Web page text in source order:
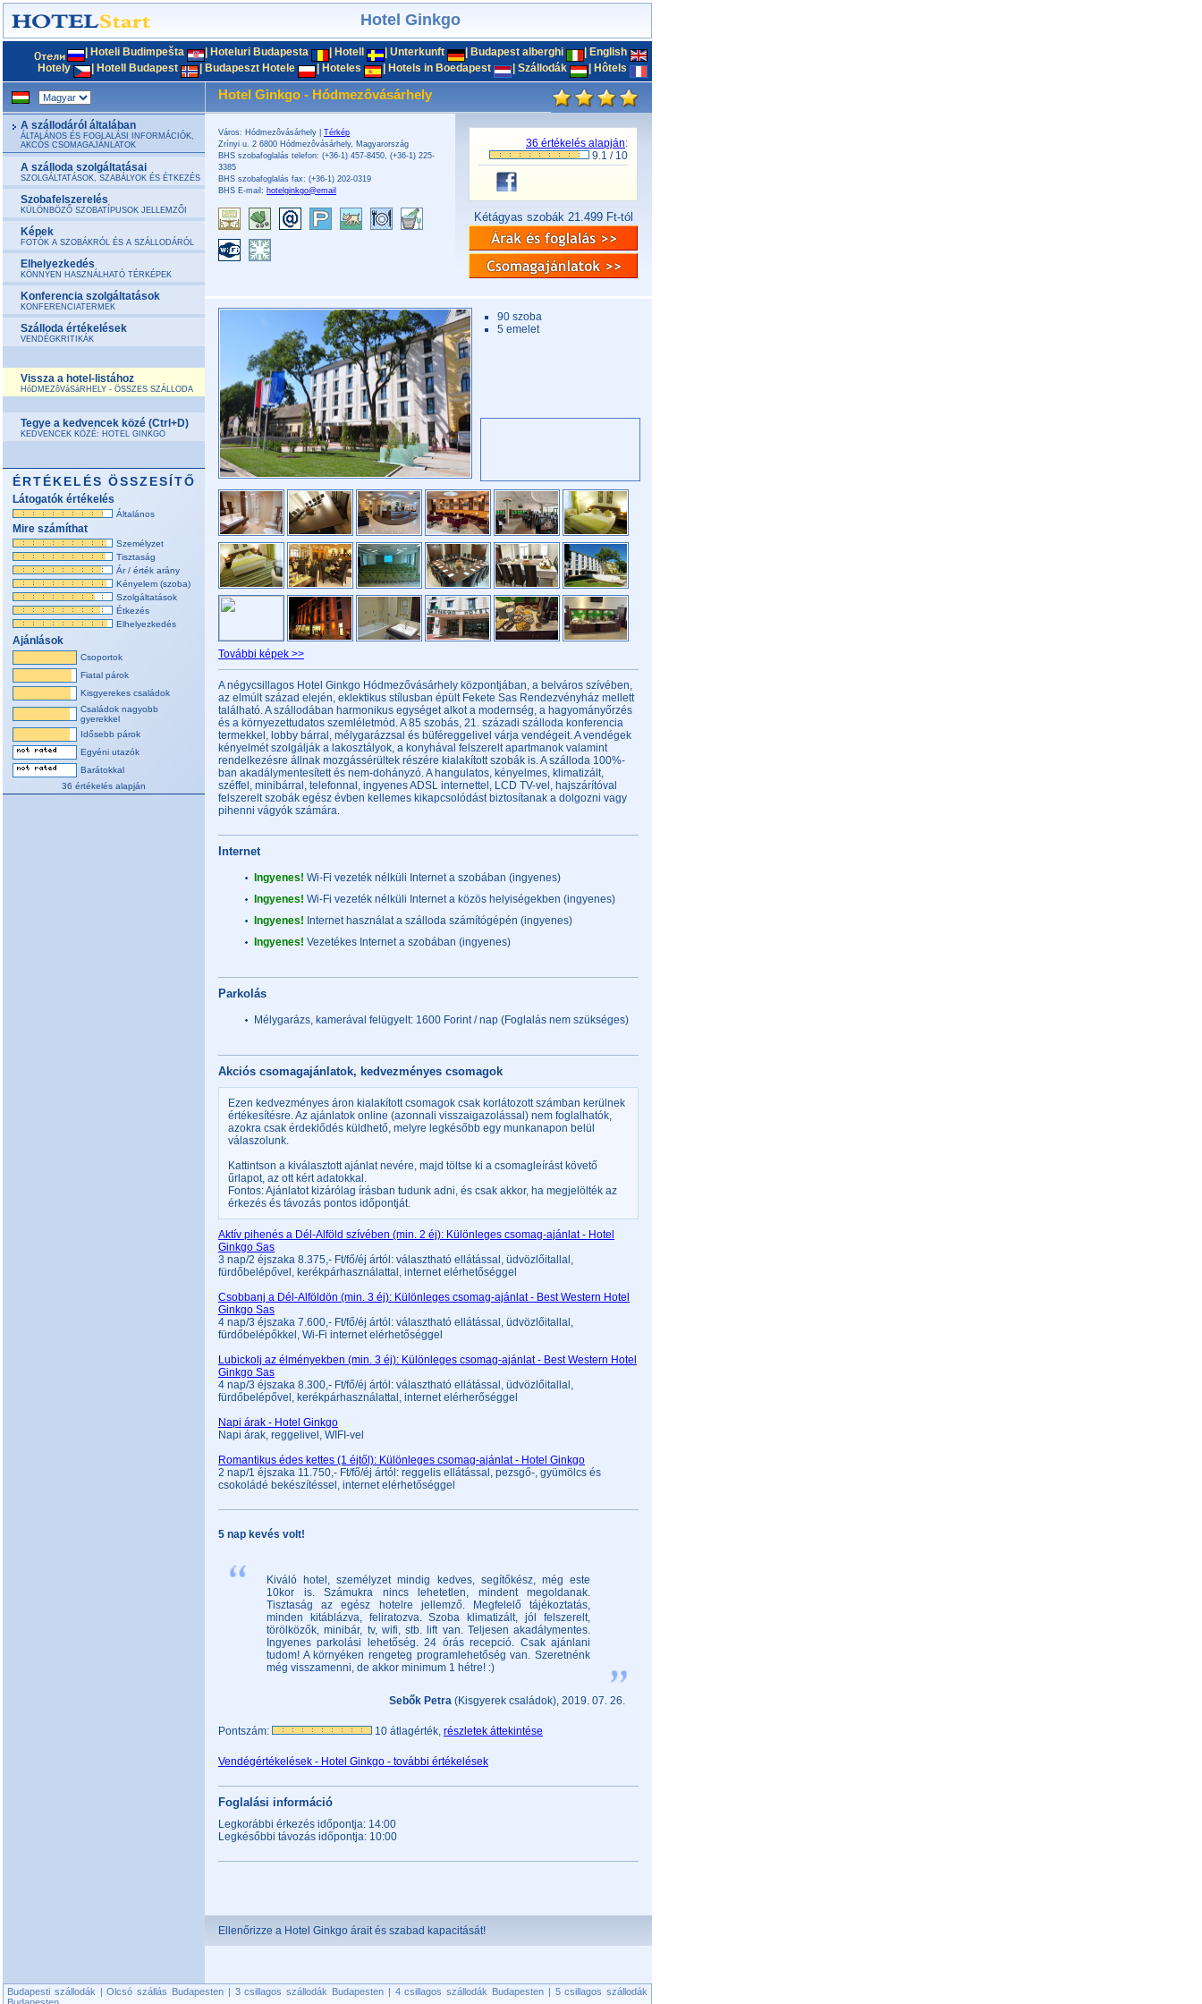
Hotel Ginkgo
Hoteli Budimpešta Hoteluri Budapesta Hotell Unterkunft Budapest alberghi
English
Hotely
Hotell Budapest Budapeszt Hotele Hoteles Hotels in Boedapest Szállodák Hôtels
Hotel Ginkgo - Hódmezôvásárhely
A szállodáról általában
ÁLTALÁNOS ÉS FOGLALÁSI INFORMÁCIÓK,
AKCÓS CSOMAGAJÁNLATOK
A szálloda szolgáltatásai
SZOLGÁLTATÁSOK, SZABÁLYOK ÉS ÉTKEZÉS
Szobafelszerelés
KÜLÖNBÖZŐ SZOBATÍPUSOK JELLEMZŐI
Képek
FOTÓK A SZOBÁKRÓL ÉS A SZÁLLODÁRÓL
Elhelyezkedés
KÖNNYEN HASZNÁLHATÓ TÉRKÉPEK
Konferencia szolgáltatások
KONFERENCIATERMEK
Szálloda értékelések
VENDÉGKRITIKÁK
Vissza a hotel-listához
HóDMEZôVáSáRHELY - ÖSSZES SZÁLLODA
Tegye a kedvencek közé (Ctrl+D)
KEDVENCEK KÖZÉ: HOTEL GINKGO
ÉRTÉKELÉS ÖSSZESÍTŐ
Látogatók értékelés
Általános
Mire számíthat
Személyzet
Tisztaság
Ár / érték arány
Kényelem (szoba)
Szolgáltatások
Étkezés
Elhelyezkedés
Ajánlások
Csoportok
Fiatal párok
Kisgyerekes családok
Családok nagyobb
gyerekkel
Idősebb párok
Egyéni utazók
Barátokkal
36 értékelés alapján
Város: Hódmezôvásárhely | Térkép
Zrínyi u. 2 6800 Hódmezôvásárhely, Magyarország
BHS szobafoglalás telefon: (+36-1) 457-8450, (+36-1) 225-
3385
BHS szobafoglalás fax: (+36-1) 202-0319
BHS E-mail: hotelginkgo@email
36 értékelés alapján:
9.1 / 10
Kétágyas szobák 21.499 Ft-tól
90 szoba
5 emelet
További képek >>
A négycsillagos Hotel Ginkgo Hódmezővásárhely központjában, a belváros szívében,
az elmúlt század elején, eklektikus stílusban épült Fekete Sas Rendezvényház mellett
található. A szállodában harmonikus egységet alkot a modernség, a hagyományőrzés
és a környezettudatos szemléletmód. A 85 szobás, 21. századi szálloda konferencia
termekkel, lobby bárral, mélygarázzsal és büféreggelivel várja vendégeit. A vendégek
kényelmét szolgálják a lakosztályok, a konyhával felszerelt apartmanok valamint
rendelkezésre állnak mozgássérültek részére kialakított szobák is. A szálloda 100%-
ban akadálymentesített és nem-dohányzó. A hangulatos, kényelmes, klimatizált,
széffel, minibárral, telefonnal, ingyenes ADSL internettel, LCD TV-vel, hajszárítóval
felszerelt szobák egész évben kellemes kikapcsolódást biztosítanak a dolgozni vagy
pihenni vágyók számára.
Internet
Ingyenes! Wi-Fi vezeték nélküli Internet a szobában (ingyenes)
Ingyenes! Wi-Fi vezeték nélküli Internet a közös helyiségekben (ingyenes)
Ingyenes! Internet használat a szálloda számítógépén (ingyenes)
Ingyenes! Vezetékes Internet a szobában (ingyenes)
Parkolás
Mélygarázs, kamerával felügyelt: 1600 Forint / nap (Foglalás nem szükséges)
Akciós csomagajánlatok, kedvezményes csomagok
Ezen kedvezményes áron kialakított csomagok csak korlátozott számban kerülnek
értékesítésre. Az ajánlatok online (azonnali visszaigazolással) nem foglalhatók,
azokra csak érdeklődés küldhető, melyre legkésőbb egy munkanapon belül
válaszolunk.
Kattintson a kiválasztott ajánlat nevére, majd töltse ki a csomagleírást követő
űrlapot, az ott kért adatokkal.
Fontos: Ajánlatot kizárólag írásban tudunk adni, és csak akkor, ha megjelölték az
érkezés és távozás pontos időpontját.
Aktív pihenés a Dél-Alföld szívében (min. 2 éj): Különleges csomag-ajánlat - Hotel
Ginkgo Sas
3 nap/2 éjszaka 8.375,- Ft/fő/éj ártól: választható ellátással, üdvözlőitallal,
fürdőbelépővel, kerékpárhasználattal, internet elérhetőséggel
Csobbanj a Dél-Alföldön (min. 3 éj): Különleges csomag-ajánlat - Best Western Hotel
Ginkgo Sas
4 nap/3 éjszaka 7.600,- Ft/fő/éj ártól: választható ellátással, üdvözlőitallal,
fürdőbelépőkkel, Wi-Fi internet elérhetőséggel
Lubickolj az élményekben (min. 3 éj): Különleges csomag-ajánlat - Best Western Hotel
Ginkgo Sas
4 nap/3 éjszaka 8.300,- Ft/fő/éj ártól: választható ellátással, üdvözlőitallal,
fürdőbelépővel, kerékpárhasználattal, internet elérherőséggel
Napi árak - Hotel Ginkgo
Napi árak, reggelivel, WIFI-vel
Romantikus édes kettes (1 éjtől): Különleges csomag-ajánlat - Hotel Ginkgo
2 nap/1 éjszaka 11.750,- Ft/fő/éj ártól: reggelis ellátással, pezsgő-, gyümölcs és
csokoládé bekészítéssel, internet elérhetőséggel
5 nap kevés volt!
Kiváló hotel, személyzet mindig kedves, segítőkész, még este
10kor is. Számukra nincs lehetetlen, mindent megoldanak.
Tisztaság az egész hotelre jellemző. Megfelelő tájékoztatás,
minden kitáblázva, feliratozva. Szoba klimatizált, jól felszerelt,
törölközők, minibár, tv, wifi, stb. lift van. Teljesen akadálymentes.
Ingyenes parkolási lehetőség. 24 órás recepció. Csak ajánlani
tudom! A környéken rengeteg programlehetőség van. Szeretnénk
még visszamenni, de akkor minimum 1 hétre! :)
Sebők Petra (Kisgyerek családok), 2019. 07. 26.
Pontszám: 10 átlagérték, részletek áttekintése
Vendégértékelések - Hotel Ginkgo - további értékelések
Foglalási információ
Legkorábbi érkezés időpontja: 14:00
Legkésőbbi távozás időpontja: 10:00
Ellenőrizze a Hotel Ginkgo árait és szabad kapacitását!
Budapesti szállodák |Olcsó szállás Budapesten| 3 csillagos szállodák Budapesten| 4 csillagos szállodák Budapesten| 5 csillagos szállodák